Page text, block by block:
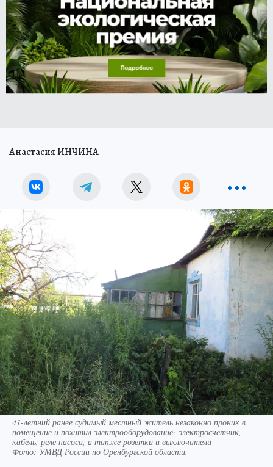
Анастасия ИНЧИНА
41-летний ранее судимый местный житель незаконно проник в
помещение и похитил электрооборудование: электросчетчик,
кабель, реле насоса, а также розетки и выключатели
Фото: УМВД России по Оренбургской области.